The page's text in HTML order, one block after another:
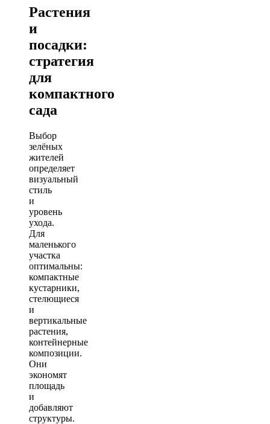
Растения
и
посадки:
стратегия
для
компактного
сада
Выбор
зелёных
жителей
определяет
визуальный
стиль
и
уровень
ухода.
Для
маленького
участка
оптимальны:
компактные
кустарники,
стелющиеся
и
вертикальные
растения,
контейнерные
композиции.
Они
экономят
площадь
и
добавляют
структуры.